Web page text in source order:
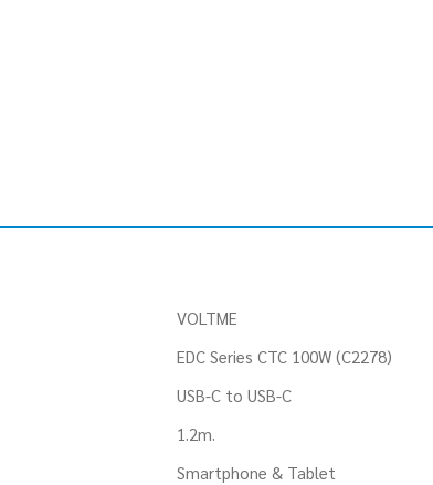
VOLTME
EDC Series CTC 100W (C2278)
USB-C to USB-C
1.2m.
Smartphone & Tablet